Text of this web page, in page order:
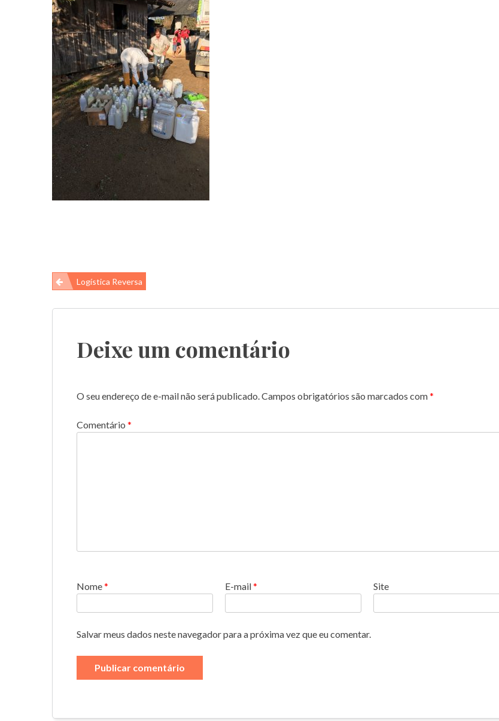
Navegação
de
Logística Reversa
Deixe um comentário
O seu endereço de e-mail não será publicado. Campos obrigatórios são marcados com*
Comentário *
Nome* E-mail* Site
Salvar meus dados neste navegador para a próxima vez que eu comentar.